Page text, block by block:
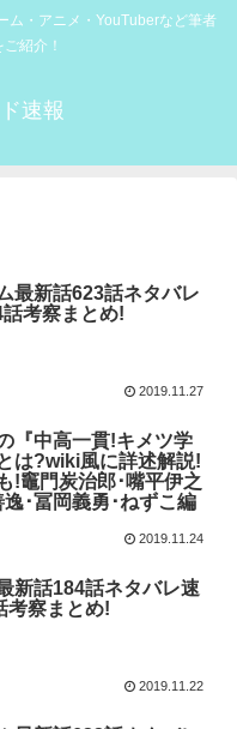
ム・アニメ・YouTuberなど筆者
紹介！
速報
最新話623話ネタバレ
考察まとめ!
2019.11.27
『中高一貫!キメツ学
は?wiki風に詳述解説!
!竈門炭治郎･嘴平伊之
･冨岡義勇･ねずこ編
2019.11.24
新話184話ネタバレ速
考察まとめ!
2019.11.22